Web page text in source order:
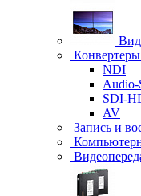
NDI
SDI-
AV
Запись и